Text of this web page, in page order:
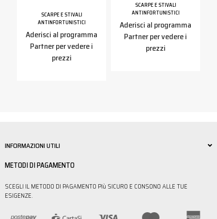
SCARPE E STIVALI
ANTINFORTUNISTICI
Aderisci al programma
Partner per vedere i
prezzi
SCARPE E STIVALI
ANTINFORTUNISTICI
Aderisci al programma
Partner per vedere i
prezzi
INFORMAZIONI UTILI
METODI DI PAGAMENTO
SCEGLI IL METODO DI PAGAMENTO PIù SICURO E CONSONO ALLE TUE
ESIGENZE.